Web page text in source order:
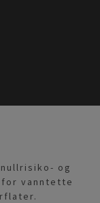
og
vanntette